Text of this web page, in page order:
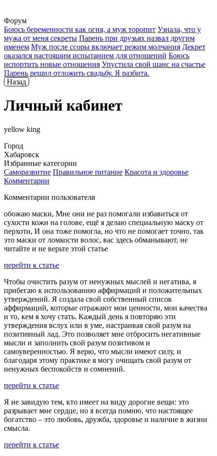
Форум
Боюсь беременности как огня, а муж торопит Узнала, что у
мужа от меня секреты Парень при друзьях назвал другим
именем Муж после ссоры включает режим молчания Декрет
оказался настоящим испытанием для отношений Боюсь
испортить новые отношения Упустила свой шанс на счастье
Парень решил отложить свадьбу. Я разбита.
Назад
Личный кабинет
yellow king
Город
Хабаровск
Избранные категории
Саморазвитие Правильное питание Красота и здоровье
Комментарии
Комментарии пользователя
обожаю маски, Мне они не раз помогали избавиться от
сухости кожи на голове, ещё я делаю специальную маску от
перхоти, И она тоже помогла, но что не помогает точно, так
это маски от ломкости волос, вас здесь обманывают, не
читайте и не верьте этой статье
перейти к статье
Чтобы очистить разум от ненужных мыслей и негатива, я
прибегаю к использованию аффирмаций и положительных
утверждений. Я создала свой собственный список
аффирмаций, которые отражают мои ценности, мои качества
и то, кем я хочу стать. Каждый день я повторяю эти
утверждения вслух или в уме, настраивая свой разум на
позитивный лад. Это позволяет мне отбросить негативные
мысли и заполнить свой разум позитивом и
самоуверенностью. Я верю, что мысли имеют силу, и
благодаря этому практике я могу очищать свой разум от
ненужных беспокойств и сомнений.
перейти к статье
Я не завидую тем, кто имеет на виду дорогие вещи: это
разрывает мне сердце, но я всегда помню, что настоящее
богатство – это любовь, дружба, здоровье и наличие в жизни
смысла.
перейти к статье